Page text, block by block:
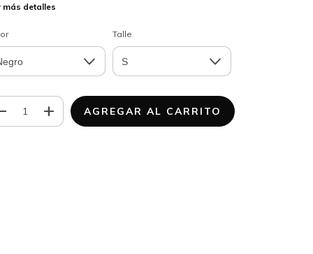
más detalles
Talle